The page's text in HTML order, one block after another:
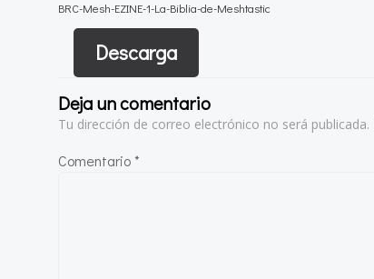
BRC-Mesh-EZINE-1-La-Biblia-de-Meshtastic
Descarga
Deja un comentario
Tu dirección de correo electrónico no será publicada.
Comentario*